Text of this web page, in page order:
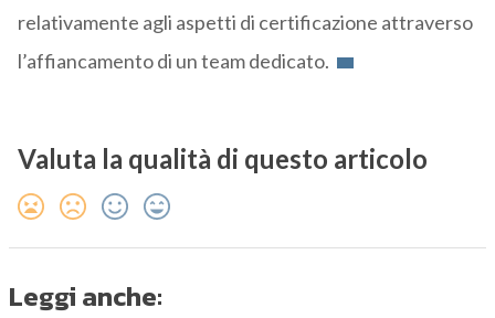
relativamente agli aspetti di certificazione attraverso
l’affiancamento di un team dedicato.
Valuta la qualità di questo articolo
Leggi anche: